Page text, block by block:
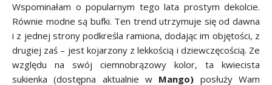
Wspominałam o popularnym tego lata prostym dekolcie.
Równie modne są bufki. Ten trend utrzymuje się od dawna
i z jednej strony podkreśla ramiona, dodając im objętości, z
drugiej zaś – jest kojarzony z lekkością i dziewczęcością. Ze
względu na swój ciemnobrązowy kolor, ta kwiecista
sukienka (dostępna aktualnie w Mango) posłuży Wam